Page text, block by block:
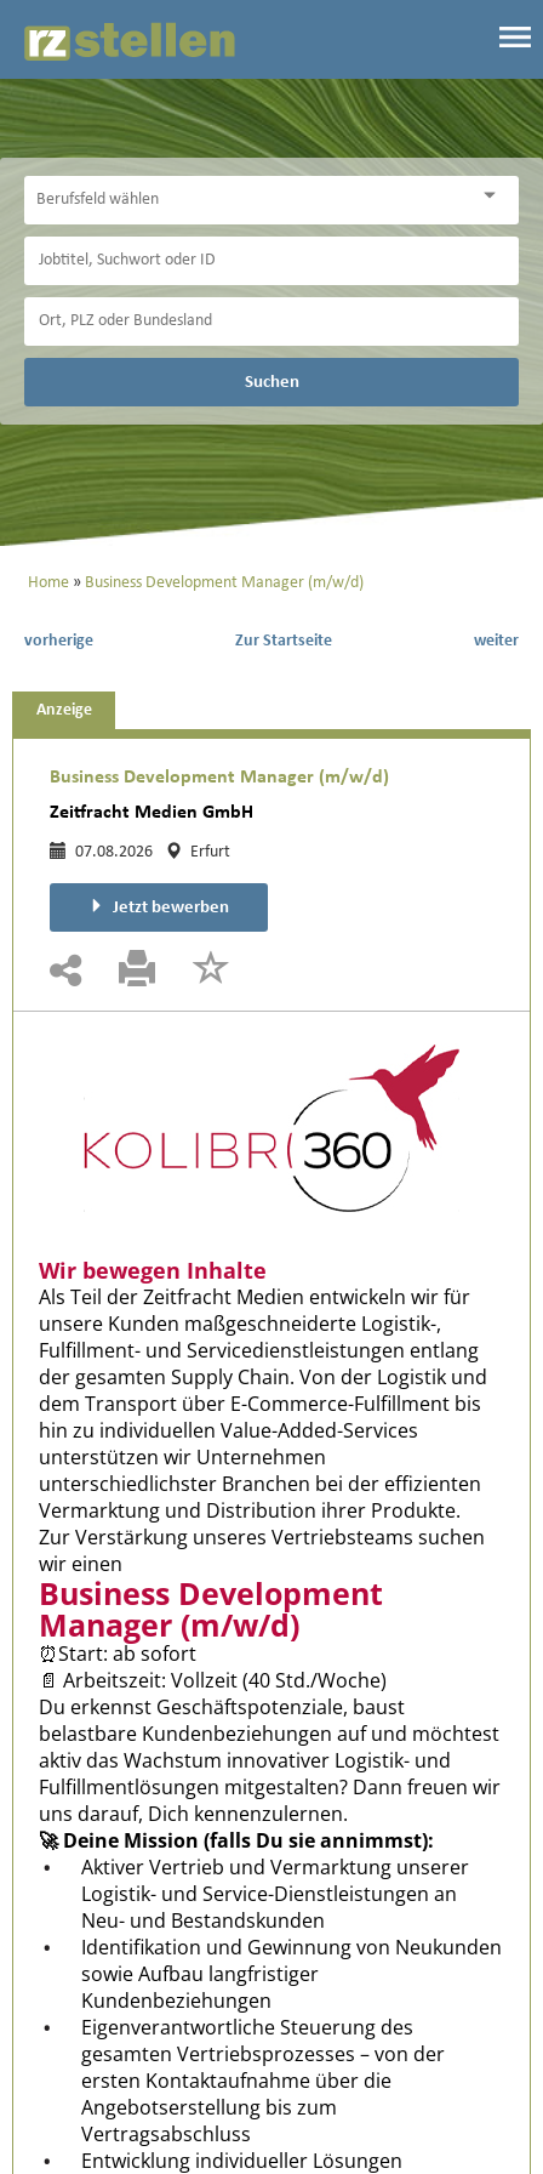
Suchen
Home Business Development Manager (m/w/d)
vorherige Zur Startseite weiter
Anzeige
Business Development Manager (m/w/d)
Zeitfracht Medien GmbH
07.08.2026 Erfurt
Jetzt bewerben